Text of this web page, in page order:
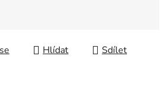
Hlídat Sdílet